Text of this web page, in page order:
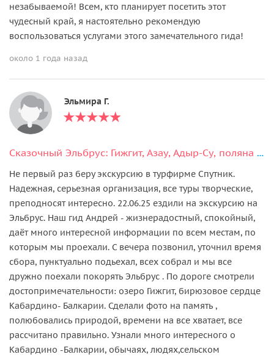
незабываемой! Всем, кто планирует посетить этот
чудесный край, я настоятельно рекомендую
воспользоваться услугами этого замечательного гида!
около 1 года назад
Эльмира Г.
Сказочный Эльбрус: Гижгит, Азау, Адыр-Су, поляна нарзанов в мини-группе
Не первый раз беру экскурсию в турфирме Спутник.
Надежная, серьезная организация, все туры творческие,
преподносят интересно. 22.06.25 ездили на экскурсию на
Эльбрус. Наш гид Андрей - жизнерадостный, спокойный,
даёт много интересной информации по всем местам, по
которым мы проехали. С вечера позвонил, уточнил время
сбора, пунктуально подьехал, всех собрал и мы все
дружно поехали покорять Эльбрус . По дороге смотрели
достопримечательности: озеро Гижгит, бирюзовое сердце
Кабардино- Балкарии. Сделали фото на память ,
полюбовались природой, времени на все хватает, все
рассчитано правильно. Узнали много интересного о
Кабардино -Балкарии, обычаях, людях,сельском